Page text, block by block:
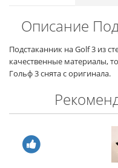
Описание
Подстаканник на Golf 3 из
качественные материалы,
Гольф 3 снята с оригинала.